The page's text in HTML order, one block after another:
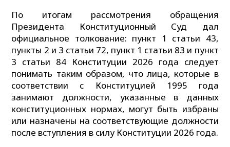
По итогам рассмотрения обращения
Президента Конституционный Суд дал
официальное толкование: пункт 1 статьи 43,
пункты 2 и 3 статьи 72, пункт 1 статьи 83 и пункт
3 статьи 84 Конституции 2026 года следует
понимать таким образом, что лица, которые в
соответствии с Конституцией 1995 года
занимают должности, указанные в данных
конституционных нормах, могут быть избраны
или назначены на соответствующие должности
после вступления в силу Конституции 2026 года.